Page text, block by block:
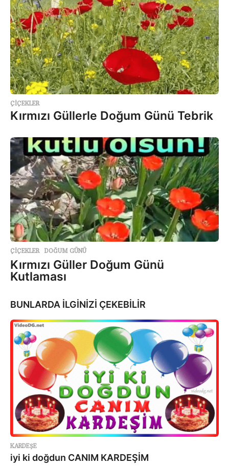
ÇİÇEKLER
Kırmızı Güllerle Doğum Günü Tebrik
ÇİÇEKLER ,DOĞUM GÜNÜ
Kırmızı Güller Doğum Günü
Kutlaması
BUNLARDA İLGİNİZİ ÇEKEBİLİR
KARDEŞE
iyi ki doğdun CANIM KARDEŞİM